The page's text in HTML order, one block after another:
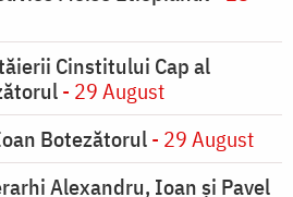
Cinstitului Cap al
- 29 August
Botezătorul- 29 August
Alexandru, Ioan şi Pavel